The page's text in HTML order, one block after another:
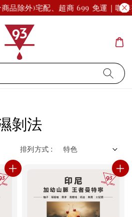
品除外)宅配、超商 699 免運｜咖
剝法
排列方式 :